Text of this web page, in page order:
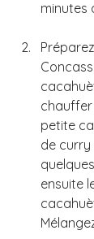
minutes
chauffer
petite
de
ensuite